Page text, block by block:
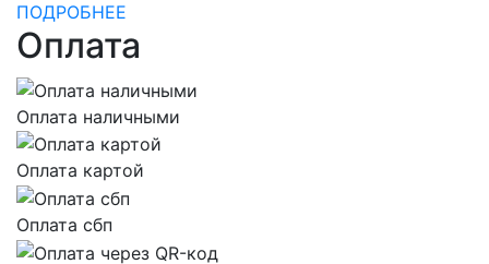
ПОДРОБНЕЕ
Оплата
Оплата наличными
Оплата картой
Оплата сбп